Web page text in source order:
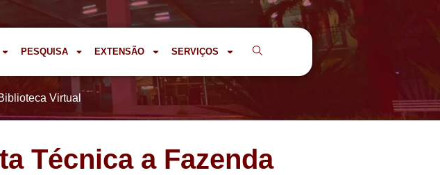
PESQUISA EXTENSÃO SERVIÇOS
Virtual
Técnica a Fazenda